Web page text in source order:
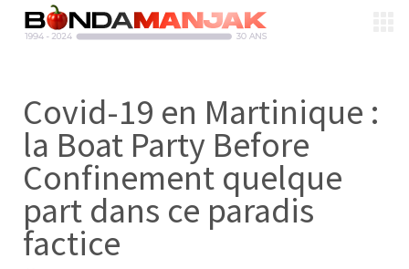
Covid-19 en Martinique :
la Boat Party Before
Confinement quelque
part dans ce paradis
factice